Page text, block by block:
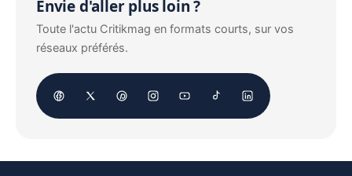
Envie d'aller plus loin ?
Toute l'actu Critikmag en formats courts, sur vos
réseaux préférés.